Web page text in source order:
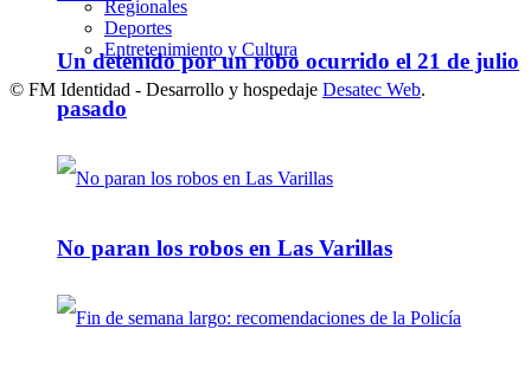
Un detenido por un robo ocurrido el 21 de julio
pasado
No paran los robos en Las Varillas
Regionales
Deportes
Entretenimiento y Cultura
© FM Identidad - Desarrollo y hospedaje Desatec Web.